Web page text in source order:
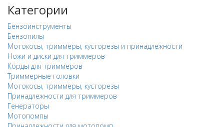
Категории
Бензоинструменты
Бензопилы
Мотокосы, триммеры, кусторезы и принадлежности
Ножи и диски для триммеров
Корды для триммеров
Триммерные головки
Мотокосы, триммеры, кусторезы
Принадлежности для триммеров
Генераторы
Мотопомпы